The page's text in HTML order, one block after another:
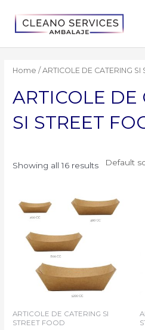
content
Home / ARTICOLE DE CATERING SI
ARTICOLE DE
SI STREET
Showing all 16 results
ARTICOLE DE CATERING SI
STREET FOOD